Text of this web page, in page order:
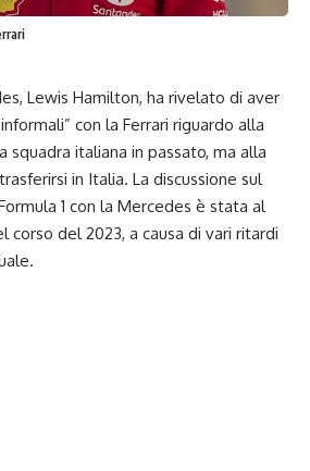
Lewis Hamilton, ha rivelato di aver
con la Ferrari riguardo alla
squadra italiana in passato, ma alla
in Italia. La discussione sul
1 con la Mercedes è stata al
del 2023, a causa di vari ritardi